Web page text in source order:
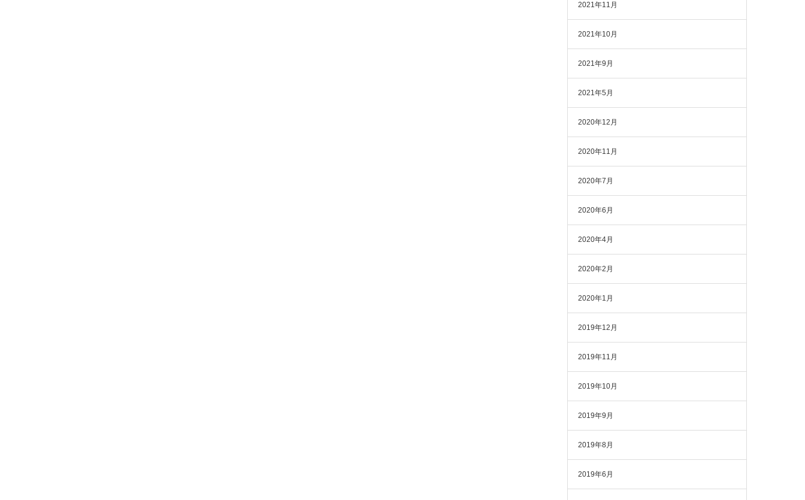
2021年11月
2021年10月
2021年9月
2021年5月
2020年12月
2020年11月
2020年7月
2020年6月
2020年4月
2020年2月
2020年1月
2019年12月
2019年11月
2019年10月
2019年9月
2019年8月
2019年6月